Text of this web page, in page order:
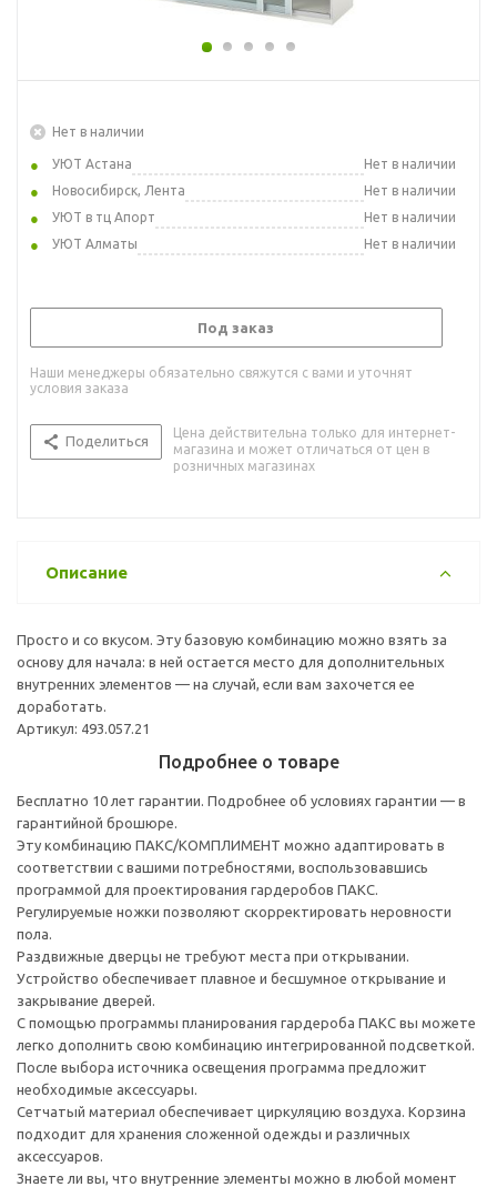
Нет в наличии
УЮТ Астана
Нет в наличии
Новосибирск, Лента
Нет в наличии
УЮТ в тц Апорт
Нет в наличии
УЮТ Алматы
Нет в наличии
Под заказ
Наши менеджеры обязательно свяжутся с вами и уточнят
условия заказа
Поделиться
Цена действительна только для интернет-
магазина и может отличаться от цен в
розничных магазинах
Описание
Просто и со вкусом. Эту базовую комбинацию можно взять за
основу для начала: в ней остается место для дополнительных
внутренних элементов — на случай, если вам захочется ее
доработать.
Артикул: 493.057.21
Подробнее о товаре
Бесплатно 10 лет гарантии. Подробнее об условиях гарантии — в
гарантийной брошюре.
Эту комбинацию ПАКС/КОМПЛИМЕНТ можно адаптировать в
соответствии с вашими потребностями, воспользовавшись
программой для проектирования гардеробов ПАКС.
Регулируемые ножки позволяют скорректировать неровности
пола.
Раздвижные дверцы не требуют места при открывании.
Устройство обеспечивает плавное и бесшумное открывание и
закрывание дверей.
С помощью программы планирования гардероба ПАКС вы можете
легко дополнить свою комбинацию интегрированной подсветкой.
После выбора источника освещения программа предложит
необходимые аксессуары.
Сетчатый материал обеспечивает циркуляцию воздуха. Корзина
подходит для хранения сложенной одежды и различных
аксессуаров.
Знаете ли вы, что внутренние элементы можно в любой момент